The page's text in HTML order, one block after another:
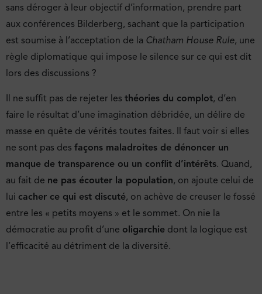
sans déroger à leur objectif d’information, prendre part
aux conférences Bilderberg, sachant que la participation
est soumise à l’acceptation de la Chatham House Rule, une
règle diplomatique qui impose le silence sur ce qui est dit
lors des discussions ?
Il ne suffit pas de rejeter les théories du complot, d’en
faire le résultat d’une imagination débridée, un délire de
masse en quête de vérités toutes faites. Il faut voir si elles
ne sont pas des façons maladroites de dénoncer un
manque de transparence ou un conflit d’intérêts. Quand,
au fait de ne pas écouter la population, on ajoute celui de
lui cacher ce qui est discuté, on achève de creuser le fossé
entre les « petits moyens » et le sommet. On nie la
démocratie au profit d’une oligarchie dont la logique est
l’efficacité au détriment de la diversité.